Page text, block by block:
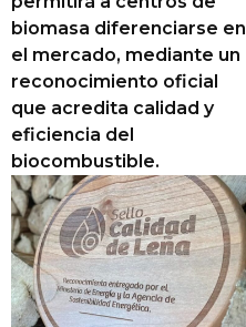
biomasa diferenciarse en
el mercado, mediante un
reconocimiento oficial
que acredita calidad y
eficiencia del
biocombustible.